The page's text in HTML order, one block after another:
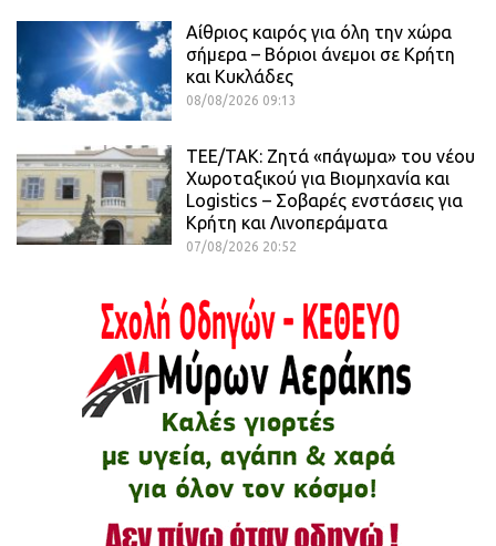
Αίθριος καιρός για όλη την χώρα
σήμερα – Βόριοι άνεμοι σε Κρήτη
και Κυκλάδες
08/08/2026 09:13
ΤΕΕ/ΤΑΚ: Ζητά «πάγωμα» του νέου
Χωροταξικού για Βιομηχανία και
Logistics – Σοβαρές ενστάσεις για
Κρήτη και Λινοπεράματα
07/08/2026 20:52